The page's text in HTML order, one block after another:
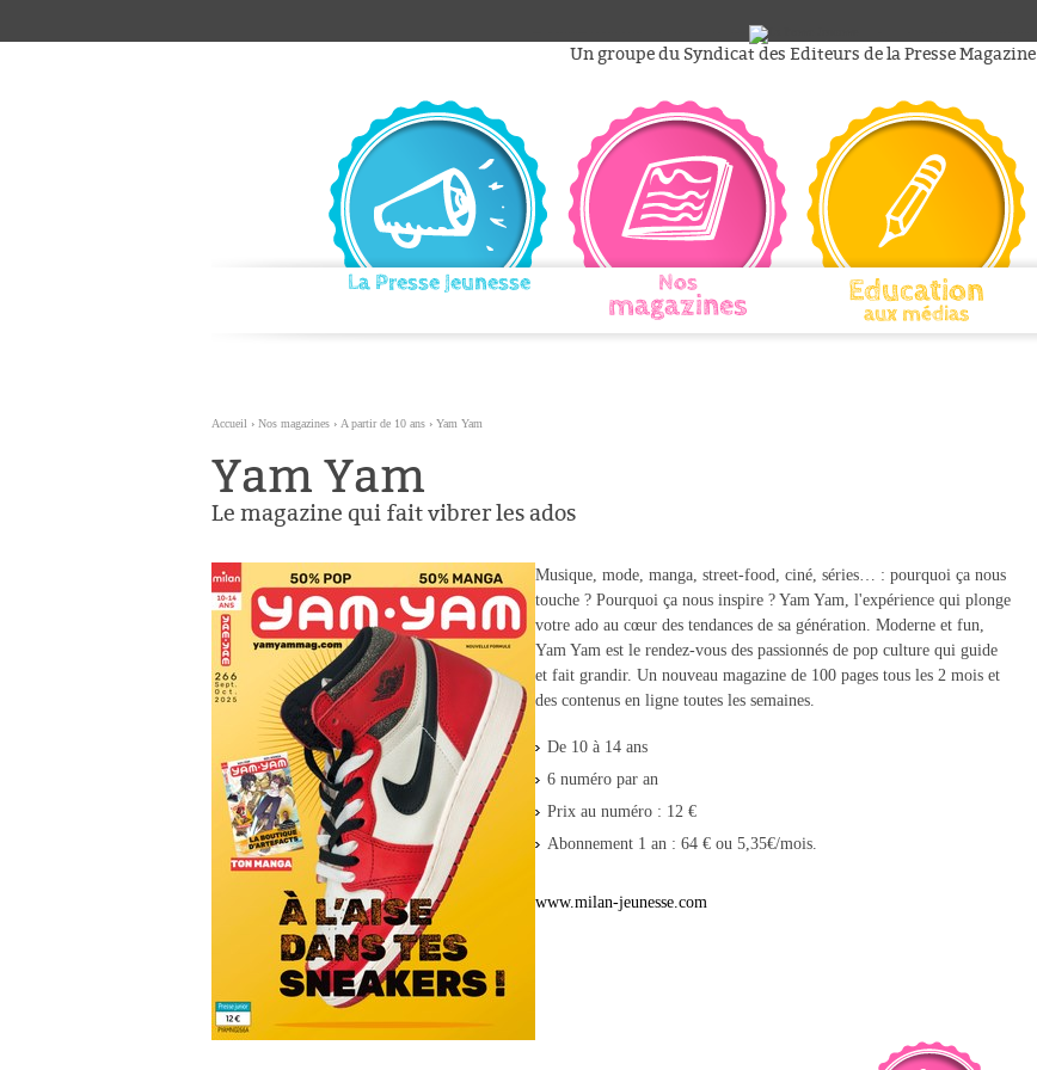
au
personnels
Un groupe du Syndicat des Editeurs de la Presse Magazine
La Presse Jeunesse Nos
magazines Education
aux médias
Accueil › Nos magazines › A partir de 10 ans › Yam Yam
Yam Yam
Le magazine qui fait vibrer les ados
Musique, mode, manga, street-food, ciné, séries… : pourquoi ça nous
touche ? Pourquoi ça nous inspire ? Yam Yam, l'expérience qui plonge
votre ado au cœur des tendances de sa génération. Moderne et fun,
Yam Yam est le rendez-vous des passionnés de pop culture qui guide
et fait grandir. Un nouveau magazine de 100 pages tous les 2 mois et
des contenus en ligne toutes les semaines.
De 10 à 14 ans
6 numéro par an
Prix au numéro : 12 €
Abonnement 1 an : 64 € ou 5,35€/mois.
www.milan-jeunesse.com